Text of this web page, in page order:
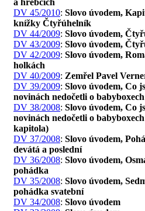
DV 45/2010: Slovo úvodem,
knížky Čtyřúhelník
DV 44/2009: Slovo úvodem,
DV 43/2009: Slovo úvodem,
DV 42/2009: Slovo úvodem,
holkách
DV 40/2009: Zemřel Pavel
DV 39/2009: Slovo úvodem, Co
novinách nedočetli o babyboxech
DV 38/2008: Slovo úvodem, Co
novinách nedočetli o
kapitola)
DV 37/2008: Slovo úvodem,
devátá a poslední
DV 36/2008: Slovo úvodem,
pohádka
DV 35/2008: Slovo úvodem,
pohádka svatební
DV 34/2008: Slovo úvodem